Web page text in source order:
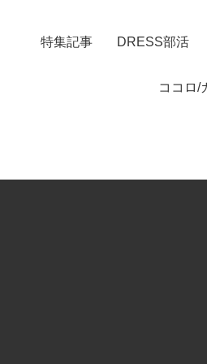
特集記事 DRESS部活
ココロ/